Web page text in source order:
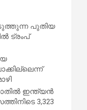
പുതിയ
ട്രംപ്
ഇന്ത്യൻ
3,323